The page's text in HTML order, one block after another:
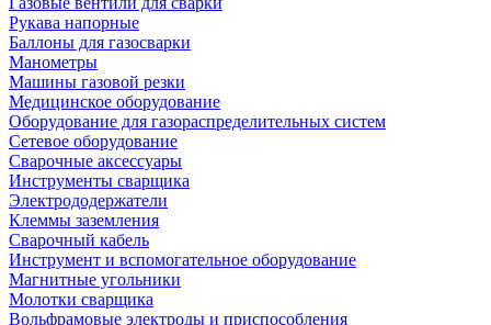
Рукава напорные
Баллоны для газосварки
Манометры
Машины газовой резки
Медицинское оборудование
Оборудование для газораспределительных систем
Сетевое оборудование
Сварочные аксессуары
Инструменты сварщика
Электрододержатели
Клеммы заземления
Сварочный кабель
Инструмент и вспомогательное оборудование
Магнитные угольники
Молотки сварщика
Вольфрамовые электроды и приспособления